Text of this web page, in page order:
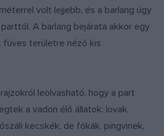
volt lejjebb, és a barlang úgy
A barlang bejárata akkor egy
füves területre néző kis
leolvasható, hogy a part
a vadon élő állatok: lovak,
kecskék, de fókák, pingvinek,